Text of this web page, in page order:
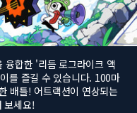
융합한 '리듬 로그라이크 액
를 즐길 수 있습니다. 100마
배틀! 어트랙션이 연상되는
보세요!